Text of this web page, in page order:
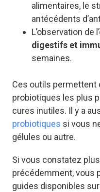
alimentaires, le
antécédents
L’observation de
digestifs et
semaines.
Ces outils permettent
probiotiques les plus
cures inutiles. Il y a
probiotiques si vous
gélules ou autre.
Si vous constatez
précédemment, vous
guides disponibles